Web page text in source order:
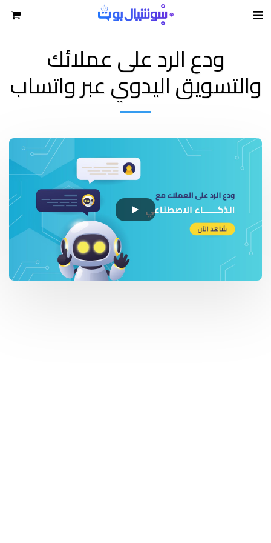
ودع الرد على عملائك
والتسويق اليدوي عبر واتساب